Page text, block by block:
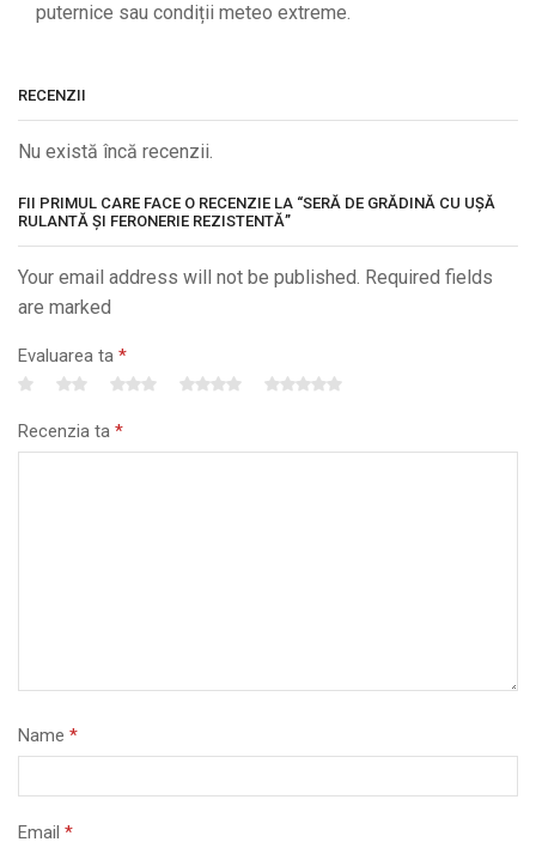
puternice sau condiții meteo extreme.
RECENZII
Nu există încă recenzii.
FII PRIMUL CARE FACE O RECENZIE LA “SERĂ DE GRĂDINĂ CU UȘĂ
RULANTĂ ȘI FERONERIE REZISTENTĂ”
Your email address will not be published. Required fields
are marked
Evaluarea ta *
Recenzia ta *
Name *
Email *